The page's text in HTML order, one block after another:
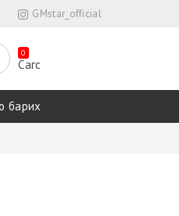
GMstar_official
0
Сагс
барих